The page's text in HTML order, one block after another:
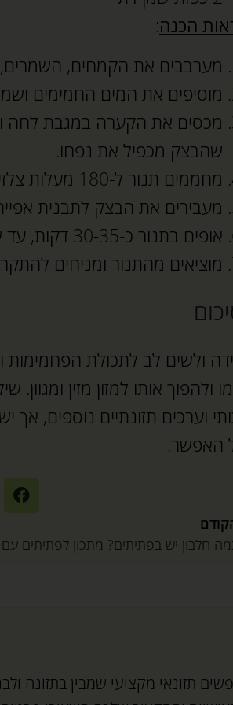
הכנה:
מערבבים את הקמחים,
מוסיפים את המים החמימים
מכסים את הקערה במגבת לחה
שהבצק מכפיל את נפחו.
מחממים תנור ל-180 מעלות צלזיוס.
מעבירים את הבצק לתבנית
אופים בתנור כ-30-35 דקות, עד שהלחם מזהיב ונשמע חלול כשמקישים עליו.
מוציאים מהתנור ומניחים
ולשים לב לתכולת הפחמימות
ולהפוך אותו למזון מזין
וערכים תזונתיים נוספים, אך
האפשר.
תזונאי מקצועי שמבין בתזונה